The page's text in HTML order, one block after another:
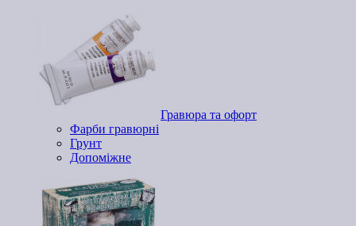
Гравюра та офорт
Фарби гравюрні
Грунт
Допоміжне